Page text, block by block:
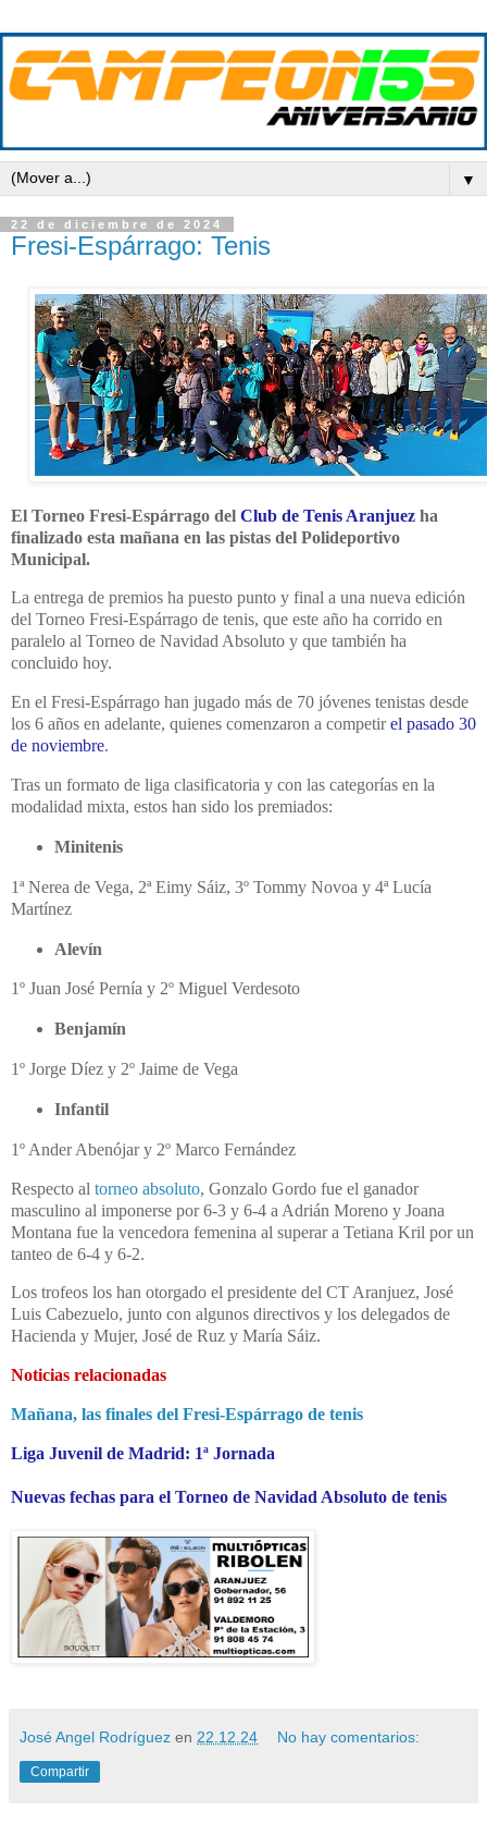
▼
22 de diciembre de 2024
Fresi-Espárrago: Tenis
El Torneo Fresi-Espárrago del Club de Tenis Aranjuez ha
finalizado esta mañana en las pistas del Polideportivo
Municipal.
La entrega de premios ha puesto punto y final a una nueva edición
del Torneo Fresi-Espárrago de tenis, que este año ha corrido en
paralelo al Torneo de Navidad Absoluto y que también ha
concluido hoy.
En el Fresi-Espárrago han jugado más de 70 jóvenes tenistas desde
los 6 años en adelante, quienes comenzaron a competirel pasado 30
de noviembre.
Tras un formato de liga clasificatoria y con las categorías en la
modalidad mixta, estos han sido los premiados:
Minitenis
1ª Nerea de Vega, 2ª Eimy Sáiz, 3º Tommy Novoa y 4ª Lucía
Martínez
Alevín
1º Juan José Pernía y 2º Miguel Verdesoto
Benjamín
1º Jorge Díez y 2º Jaime de Vega
Infantil
1º Ander Abenójar y 2º Marco Fernández
Respecto al torneo absoluto, Gonzalo Gordo fue el ganador
masculino al imponerse por 6-3 y 6-4 a Adrián Moreno y Joana
Montana fue la vencedora femenina al superar a Tetiana Kril por un
tanteo de 6-4 y 6-2.
Los trofeos los han otorgado el presidente del CT Aranjuez, José
Luis Cabezuelo, junto con algunos directivos y los delegados de
Hacienda y Mujer, José de Ruz y María Sáiz.
Noticias relacionadas
Mañana, las finales del Fresi-Espárrago de tenis
Liga Juvenil de Madrid: 1ª Jornada
Nuevas fechas para el Torneo de Navidad Absoluto de tenis
José Angel Rodríguez en 22.12.24 No hay comentarios:
Compartir